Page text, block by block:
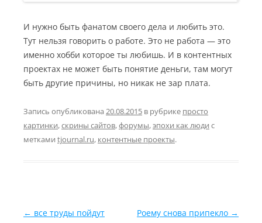
И нужно быть фанатом своего дела и любить это.
Тут нельзя говорить о работе. Это не работа — это
именно хобби которое ты любишь. И в контентных
проектах не может быть понятие деньги, там могут
быть другие причины, но никак не зар плата.
Запись опубликована 20.08.2015 в рубрике просто
картинки,скрины сайтов,форумы,эпохи как люди с
метками tjournal.ru, контентные проекты.
Навигация по записям
← все труды пойдут
Роему снова припекло →